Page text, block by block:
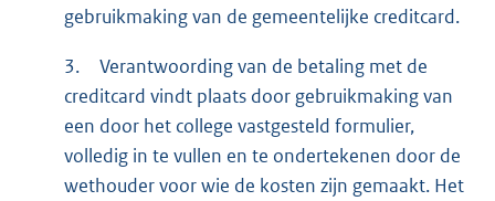
gebruikmaking van de gemeentelijke creditcard.
3.
Verantwoording van de betaling met de
creditcard vindt plaats door gebruikmaking van
een door het college vastgesteld formulier,
volledig in te vullen en te ondertekenen door de
wethouder voor wie de kosten zijn gemaakt. Het